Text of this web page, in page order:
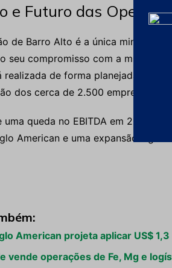
e Futuro das
de Barro Alto é a única mina de
seu compromisso com a
realizada de forma planejada, sem
dos cerca de 2.500 empregos nas
uma queda no EBITDA em 2024, a
American e uma expansão
American projeta aplicar US$
vende operações de Fe, Mg e